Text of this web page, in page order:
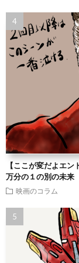
【ここが変だよエ
万分の１の別の未来
映画のコラム